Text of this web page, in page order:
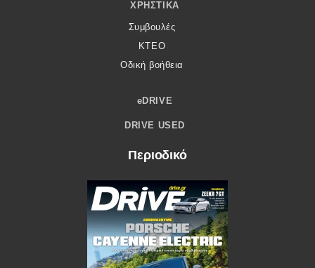
ΧΡΗΣΤΙΚΆ
Συμβουλές
ΚΤΕΟ
Οδική βοήθεια
eDRIVE
DRIVE USED
Περιοδικό